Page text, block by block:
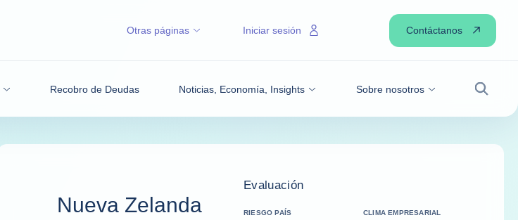
Recobro de Deudas Noticias, Economía, Insights Sobre nosotros
Buscar
Otras páginas Iniciar sesión Contáctanos
Nueva Zelanda
Evaluación
RIESGO PAÍS CLIMA EMPRESARIAL